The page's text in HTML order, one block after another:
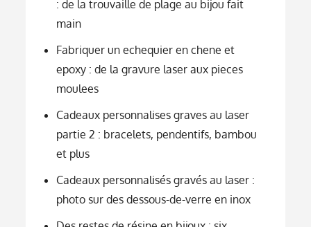
: de la trouvaille de plage au bijou fait
main
Fabriquer un echequier en chene et
epoxy : de la gravure laser aux pieces
moulees
Cadeaux personnalises graves au laser
partie 2 : bracelets, pendentifs, bambou
et plus
Cadeaux personnalisés gravés au laser :
photo sur des dessous-de-verre en inox